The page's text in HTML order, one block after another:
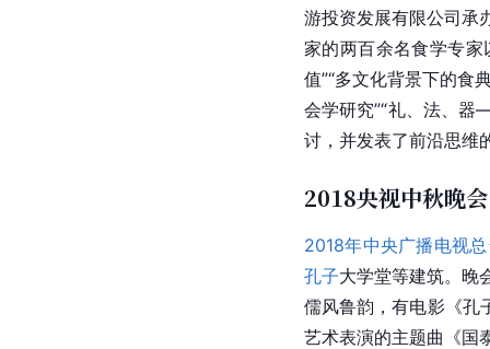
游投资发展有限公司承
家的两百余名食学专
值”“多文化背景下的食
会学研究”“礼、法、
讨，并发表了前沿思维
2018央视中秋晚会
2018年中央广播电视
孔子大学堂等建筑。晚
儒风鲁韵，有电影《孔
艺术表演的主题曲《国